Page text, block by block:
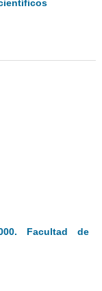
Facultad de